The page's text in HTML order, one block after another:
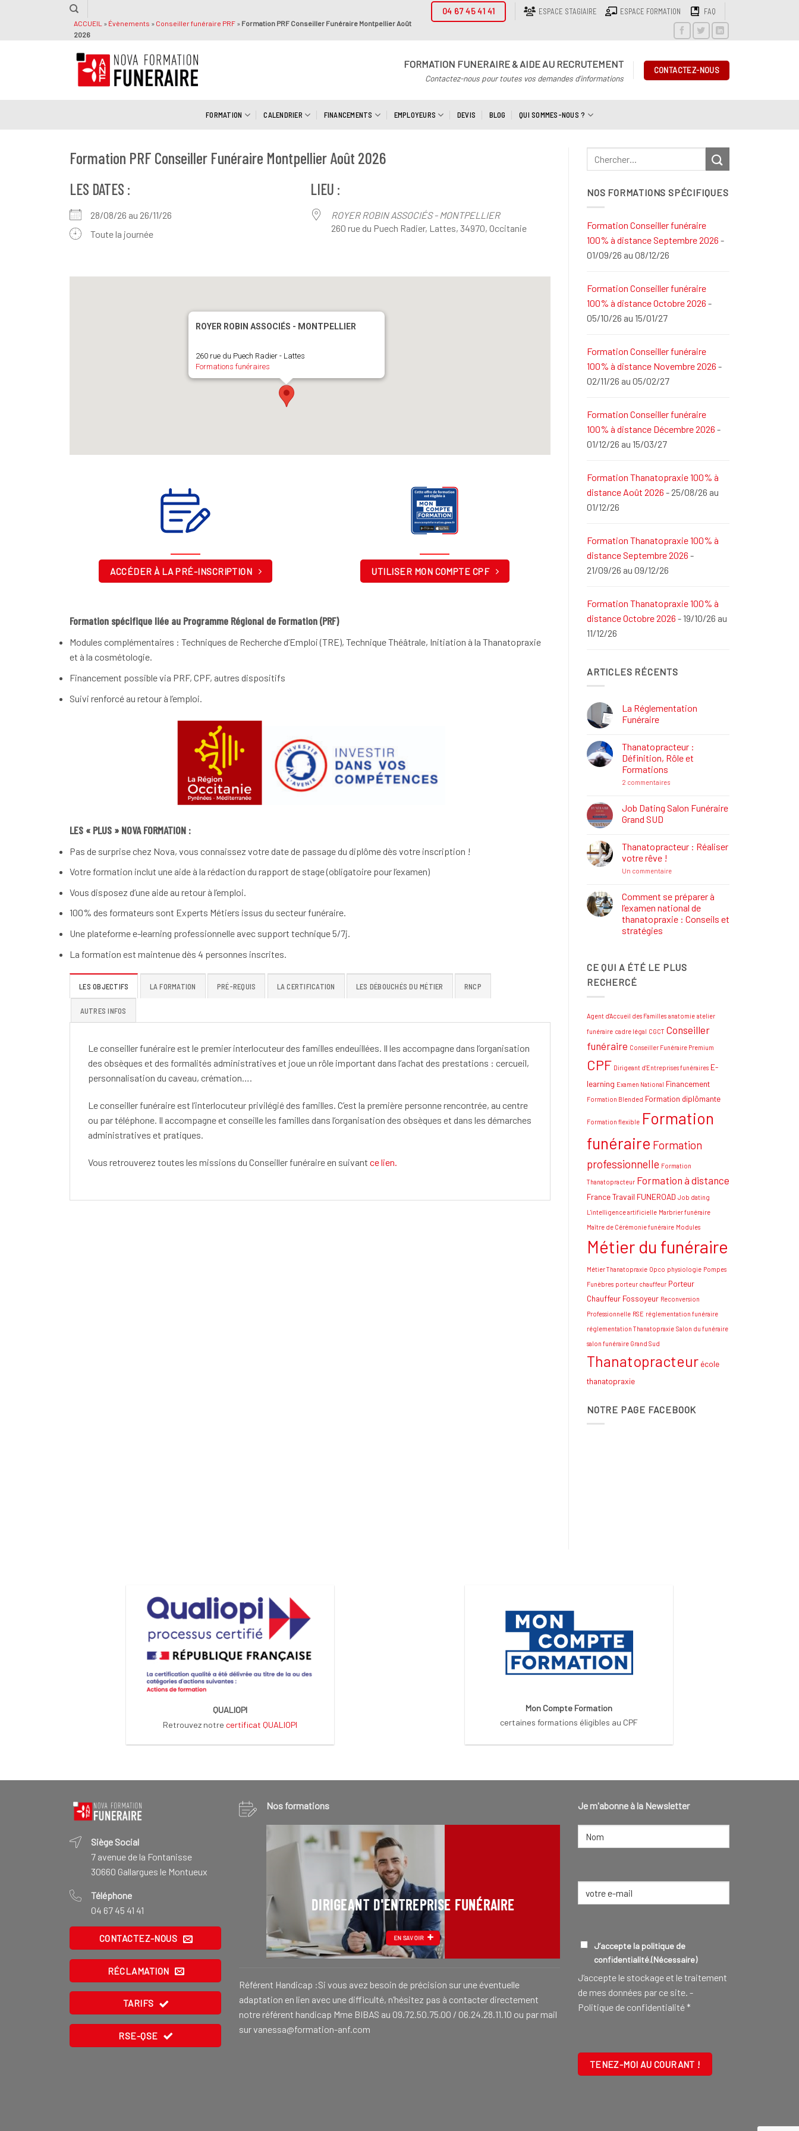
ACCUEIL » Évènements » Conseiller funéraire PRF » Formation PRF Conseiller Funéraire Montpellier Août
2026
04 67 45 41 41 ESPACE STAGIAIRE ESPACE FORMATION FAQ
FORMATION FUNERAIRE & AIDE AU RECRUTEMENT
Contactez-nous pour toutes vos demandes d'informations
CONTACTEZ-NOUS
FORMATION CALENDRIER FINANCEMENTS EMPLOYEURS DEVIS BLOG QUI SOMMES-NOUS ?
Formation PRF Conseiller Funéraire Montpellier Août 2026
LES DATES :
28/08/26 au 26/11/26
Toute la journée
LIEU :
ROYER ROBIN ASSOCIÉS - MONTPELLIER
260 rue du Puech Radier, Lattes, 34970, Occitanie
ROYER ROBIN ASSOCIÉS - MONTPELLIER
260 rue du Puech Radier - Lattes
Formations funéraires
ACCÉDER À LA PRÉ-INSCRIPTION UTILISER MON COMPTE CPF
Formation spécifique liée au Programme Régional de Formation (PRF)
Modules complémentaires : Techniques de Recherche d’Emploi (TRE), Technique Théâtrale, Initiation à la Thanatopraxie
et à la cosmétologie.
Financement possible via PRF, CPF, autres dispositifs
Suivi renforcé au retour à l’emploi.
LES « PLUS » NOVA FORMATION :
Pas de surprise chez Nova, vous connaissez votre date de passage du diplôme dès votre inscription !
Votre formation inclut une aide à la rédaction du rapport de stage (obligatoire pour l’examen)
Vous disposez d’une aide au retour à l’emploi.
100% des formateurs sont Experts Métiers issus du secteur funéraire.
Une plateforme e-learning professionnelle avec support technique 5/7j.
La formation est maintenue dès 4 personnes inscrites.
LES OBJECTIFS LA FORMATION PRÉ-REQUIS LA CERTIFICATION LES DÉBOUCHÉS DU MÉTIER RNCP
AUTRES INFOS
Le conseiller funéraire est le premier interlocuteur des familles endeuillées. Il les accompagne dans l’organisation
des obsèques et des formalités administratives et joue un rôle important dans l’achat des prestations : cercueil,
personnalisation du caveau, crémation….
Le conseiller funéraire est l’interlocuteur privilégié des familles. C’est la première personne rencontrée, au centre
ou par téléphone. Il accompagne et conseille les familles dans l’organisation des obsèques et dans les démarches
administratives et pratiques.
Vous retrouverez toutes les missions du Conseiller funéraire en suivant ce lien.
NOS FORMATIONS SPÉCIFIQUES
Formation Conseiller funéraire
100% à distance Septembre 2026 -
01/09/26 au 08/12/26
Formation Conseiller funéraire
100% à distance Octobre 2026 -
05/10/26 au 15/01/27
Formation Conseiller funéraire
100% à distance Novembre 2026 -
02/11/26 au 05/02/27
Formation Conseiller funéraire
100% à distance Décembre 2026 -
01/12/26 au 15/03/27
Formation Thanatopraxie 100% à
distance Août 2026 - 25/08/26 au
01/12/26
Formation Thanatopraxie 100% à
distance Septembre 2026 -
21/09/26 au 09/12/26
Formation Thanatopraxie 100% à
distance Octobre 2026 - 19/10/26 au
11/12/26
ARTICLES RÉCENTS
La Réglementation
Funéraire
sur
La
Réglementation
Funéraire
Thanatopracteur :
Définition, Rôle et
Formations
2 commentairessur
Définition,
Rôle
Job Dating Salon Funéraire
Grand SUD
sur
Dating
Salon
SUD
Thanatopracteur : Réaliser
votre rêve !
Un commentairesur
Réaliser
votre
rêve
!
Comment se préparer à
l’examen national de
thanatopraxie : Conseils et
stratégies
Comment
se
préparer
thanatopraxie
Conseils
stratégies
CE QUI A ÉTÉ LE PLUS
RECHERCÉ
Agent d'Accueil des Familles anatomie atelier
funéraire cadre légal CGCT Conseiller
funéraire Conseiller Funéraire Premium
CPF Dirigeant d'Entreprises funéraires E-
learning Examen National Financement
Formation Blended Formation diplômante
Formation flexible Formation
funéraire Formation
professionnelle Formation
Thanatopracteur Formation à distance
France Travail FUNEROAD Job dating
L'intelligence artificielle Marbrier funéraire
Maître de Cérémonie funéraire Modules
Métier du funéraire
Métier Thanatopraxie Opco physiologie Pompes
Funèbres porteur chauffeur Porteur
Chauffeur Fossoyeur Reconversion
Professionnelle RSE réglementation funéraire
réglementation Thanatopraxie Salon du funéraire
salon funéraire Grand Sud
Thanatopracteur école
thanatopraxie
NOTRE PAGE FACEBOOK
QUALIOPI
Retrouvez notre certificat QUALIOPI
Mon Compte Formation
certaines formations éligibles au CPF
Siège Social
7 avenue de la Fontanisse
30660 Gallargues le Montueux
Téléphone
04 67 45 41 41
CONTACTEZ-NOUS
RÉCLAMATION
TARIFS
RSE-QSE
Nos formations
DIRIGEANT D'ENTREPRISE FUNÉRAIRE
EN SAVOIR
CONSEILLER FUNÉRAIRE
Référent Handicap :Si vous avez besoin de précision sur une éventuelle
adaptation en lien avec une difficulté, n’hésitez pas à contacter directement
notre référent handicap Mme BIBAS au 09.72.50.75.00 / 06.24.28.11.10 ou par mail
sur vanessa@formation-anf.com
Je m'abonne à la Newsletter
NOM
RGPD(NÉCESSAIRE)
J’accepte la politique de
confidentialité.(Nécessaire)
J‘accepte le stockage et le traitement
de mes données par ce site. -
Politique de confidentialité*